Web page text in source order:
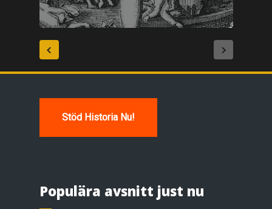
Stöd Historia Nu!
Populära avsnitt just nu